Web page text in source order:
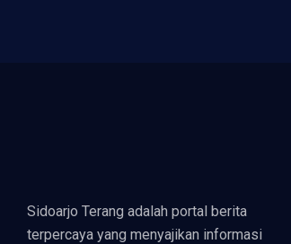
Sidoarjo Terang adalah portal berita
terpercaya yang menyajikan informasi